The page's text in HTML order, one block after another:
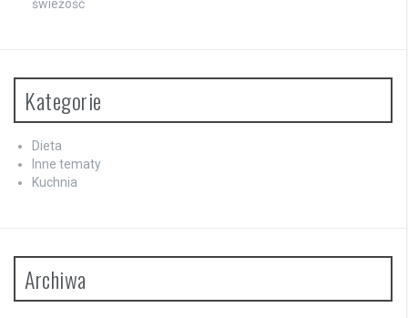
świeżość
Kategorie
Dieta
Inne tematy
Kuchnia
Archiwa